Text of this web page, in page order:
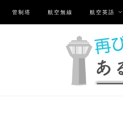
管制塔 航空無線 航空英語